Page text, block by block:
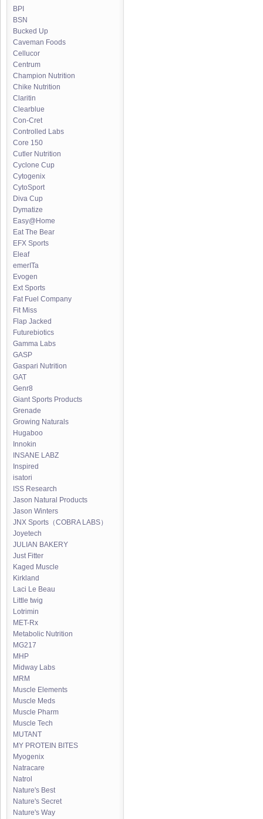
BPI
BSN
Bucked Up
Caveman Foods
Cellucor
Centrum
Champion Nutrition
Chike Nutrition
Claritin
Clearblue
Con-Cret
Controlled Labs
Core 150
Cutler Nutrition
Cyclone Cup
Cytogenix
CytoSport
Diva Cup
Dymatize
Easy@Home
Eat The Bear
EFX Sports
Eleaf
emerITa
Evogen
Ext Sports
Fat Fuel Company
Fit Miss
Flap Jacked
Futurebiotics
Gamma Labs
GASP
Gaspari Nutrition
GAT
Genr8
Giant Sports Products
Grenade
Growing Naturals
Hugaboo
Innokin
INSANE LABZ
Inspired
isatori
ISS Research
Jason Natural Products
Jason Winters
JNX Sports（COBRA LABS）
Joyetech
JULIAN BAKERY
Just Fitter
Kaged Muscle
Kirkland
Laci Le Beau
Little twig
Lotrimin
MET-Rx
Metabolic Nutrition
MG217
MHP
Midway Labs
MRM
Muscle Elements
Muscle Meds
Muscle Pharm
Muscle Tech
MUTANT
MY PROTEIN BITES
Myogenix
Natracare
Natrol
Nature's Best
Nature's Secret
Nature's Way